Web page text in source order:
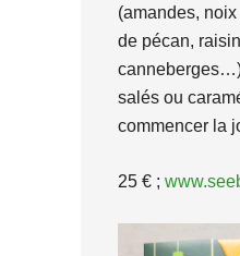
(amandes,
de pécan,
salés ou
commencer la
25 € ;